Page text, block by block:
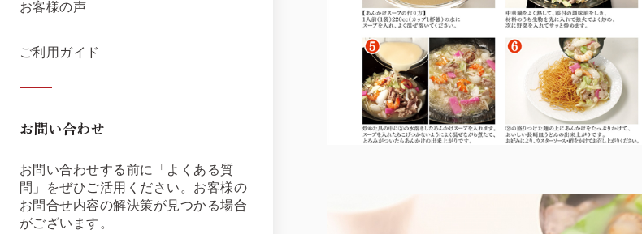
お客様の声
ご利用ガイド
お問い合わせ
お問い合わせする前に「よくある質
問」をぜひご活用ください。お客様の
お問合せ内容の解決策が見つかる場合
がございます。